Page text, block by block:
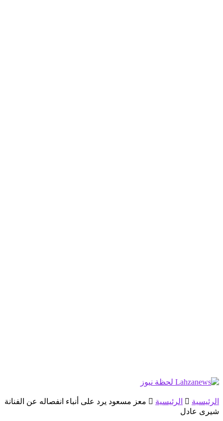
الرئيسية الرئيسية
معز مسعود يرد على أنباء انفصاله عن الفنانة
شيرى عادل